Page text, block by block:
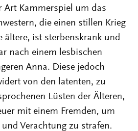
Art Kammerspiel um das
die einen stillen Krieg
ältere, ist sterbenskrank und
nach einem lesbischen
Anna. Diese jedoch
von den latenten, zu
Lüsten der Älteren,
mit einem Fremden, um
Verachtung zu strafen.